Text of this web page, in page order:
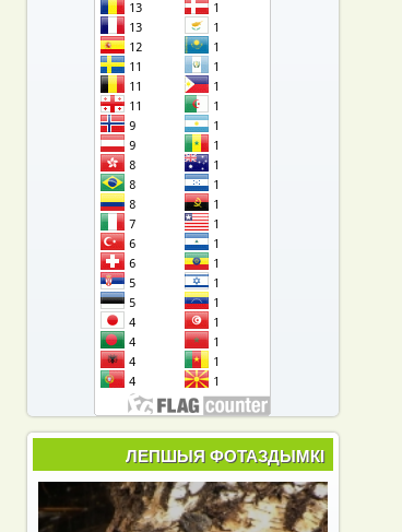
ЛЕПШЫЯ ФОТАЗДЫМКІ